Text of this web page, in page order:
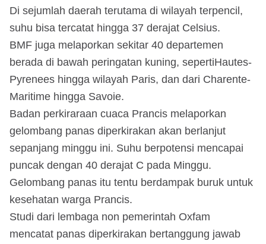
Di sejumlah daerah terutama di wilayah terpencil,
suhu bisa tercatat hingga 37 derajat Celsius.
BMF juga melaporkan sekitar 40 departemen
berada di bawah peringatan kuning, sepertiHautes-
Pyrenees hingga wilayah Paris, dan dari Charente-
Maritime hingga Savoie.
Badan perkiraraan cuaca Prancis melaporkan
gelombang panas diperkirakan akan berlanjut
sepanjang minggu ini. Suhu berpotensi mencapai
puncak dengan 40 derajat C pada Minggu.
Gelombang panas itu tentu berdampak buruk untuk
kesehatan warga Prancis.
Studi dari lembaga non pemerintah Oxfam
mencatat panas diperkirakan bertanggung jawab